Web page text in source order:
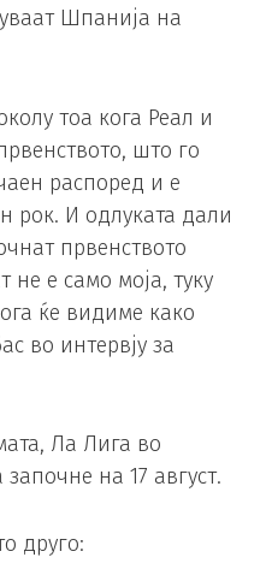
Шпанија на
тоа кога Реал и
што го
распоред и е
рок. И одлуката дали
првенството
е само моја, туку
ќе видиме како
во интервју за
Ла Лига во
на 17 август.
друго: